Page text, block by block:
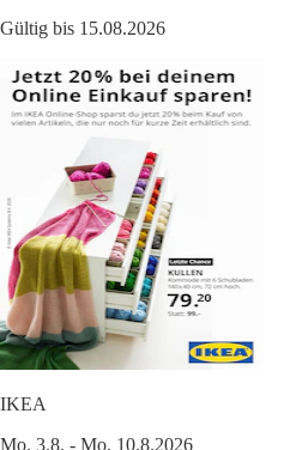
Gültig bis 15.08.2026
IKEA
Mo. 3.8. - Mo. 10.8.2026